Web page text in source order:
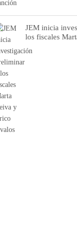
JEM inicia
los fiscales